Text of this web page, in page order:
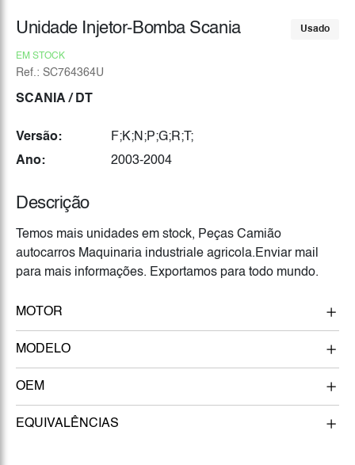
Usado
Unidade Injetor-Bomba Scania
EM STOCK
Ref.: SC764364U
SCANIA / DT
Versão:
F;K;N;P;G;R;T;
Ano:
2003-2004
Descrição
Temos mais unidades em stock, Peças Camião
autocarros Maquinaria industriale agricola.Enviar mail
para mais informações. Exportamos para todo mundo.
MOTOR
MODELO
OEM
EQUIVALÊNCIAS